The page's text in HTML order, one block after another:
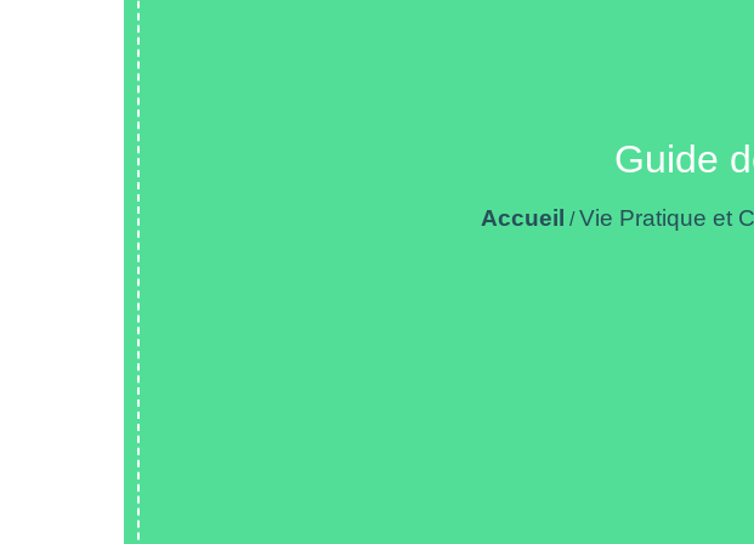
Guide
Accueil /Vie Pratique et